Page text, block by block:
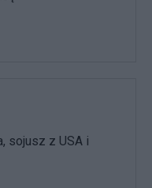
sojusz z USA i